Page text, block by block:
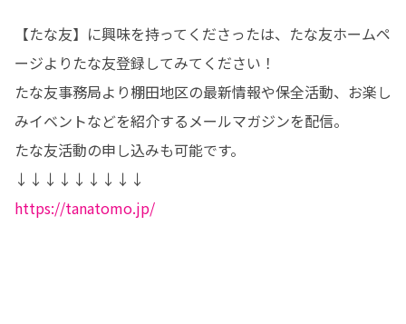
【たな友】に興味を持ってくださったは、たな友ホームペ
ージよりたな友登録してみてください！
たな友事務局より棚田地区の最新情報や保全活動、お楽し
みイベントなどを紹介するメールマガジンを配信。
たな友活動の申し込みも可能です。
https://tanatomo.jp/